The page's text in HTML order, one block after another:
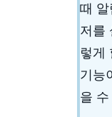
때 알
저를
렇게
기능
을